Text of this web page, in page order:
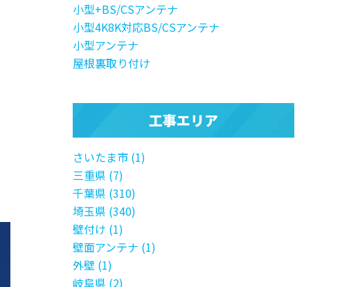
小型+BS/CSアンテナ
小型4K8K対応BS/CSアンテナ
小型アンテナ
屋根裏取り付け
工事エリア
さいたま市 (1)
三重県 (7)
千葉県 (310)
埼玉県 (340)
壁付け (1)
壁面アンテナ (1)
外壁 (1)
岐阜県 (2)